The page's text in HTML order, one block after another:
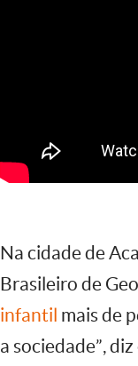
Na cidade de
Brasileiro de
infantil mais de
a sociedade”,